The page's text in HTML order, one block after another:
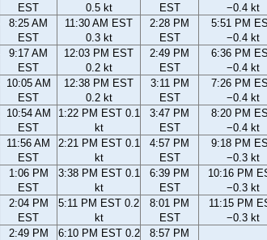
EST
0.5 kt
EST
−0.4 kt
8:25 AM
EST
11:30 AM EST
0.3 kt
2:28 PM
EST
5:51 PM
−0.4 kt
9:17 AM
EST
12:03 PM EST
0.2 kt
2:49 PM
EST
6:36 PM
−0.4 kt
10:05 AM
EST
12:38 PM EST
0.2 kt
3:11 PM
EST
7:26 PM
−0.4 kt
10:54 AM
EST
1:22 PM EST 0.1
kt
3:47 PM
EST
8:20 PM
−0.4 kt
11:56 AM
EST
2:21 PM EST 0.1
kt
4:57 PM
EST
9:18 PM
−0.3 kt
1:06 PM
EST
3:38 PM EST 0.1
kt
6:39 PM
EST
10:16 PM
−0.3 kt
2:04 PM
EST
5:11 PM EST 0.2
kt
8:01 PM
EST
11:15 PM
−0.3 kt
2:49 PM
6:10 PM EST 0.2
8:57 PM